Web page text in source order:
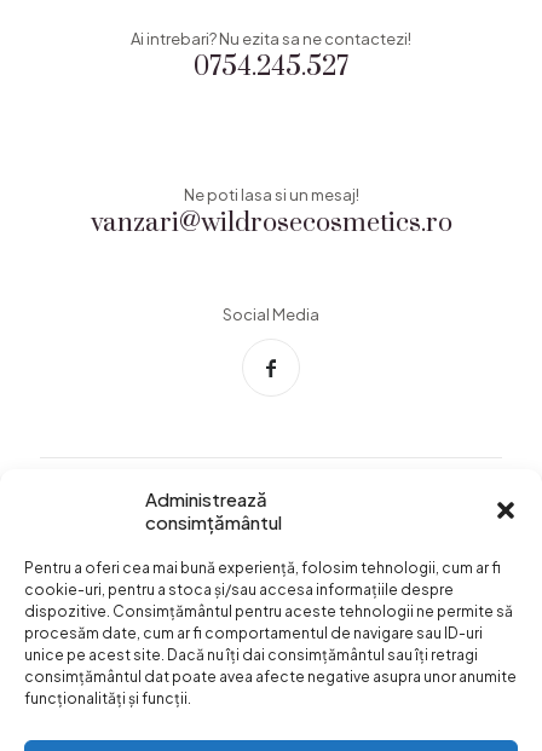
Administrează
consimțământul
Pentru a oferi cea mai bună experiență, folosim tehnologii, cum ar fi
cookie-uri, pentru a stoca și/sau accesa informațiile despre
dispozitive. Consimțământul pentru aceste tehnologii ne permite să
procesăm date, cum ar fi comportamentul de navigare sau ID-uri
unice pe acest site. Dacă nu îți dai consimțământul sau îți retragi
consimțământul dat poate avea afecte negative asupra unor anumite
funcționalități și funcții.
0754.245.527
Ai intrebari? Nu ezita sa ne contactezi!
vanzari@wildrosecosmetics.ro
Ne poti lasa si un mesaj!
Social Media
Termeni si conditii
Confidentialitatea
datelor
Livrare si plata
Formular retur